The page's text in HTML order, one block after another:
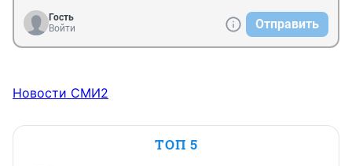
Гость
Войти
Отправить
Новости СМИ2
ТОП 5